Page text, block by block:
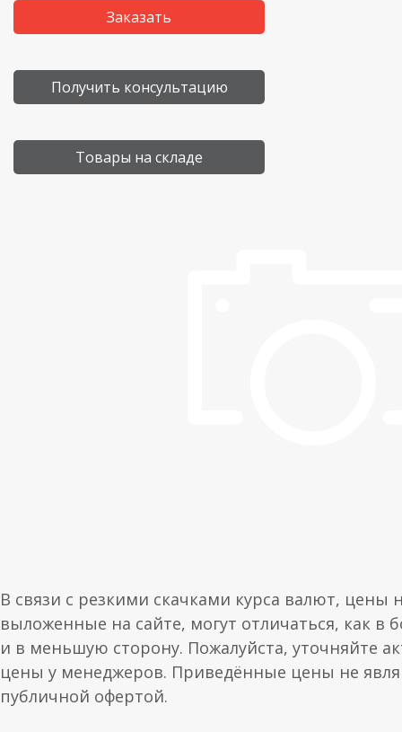
Заказать
Получить консультацию
Товары на складе
В связи с резкими скачками курса валют, цены
выложенные на сайте, могут отличаться, как в
и в меньшую сторону. Пожалуйста, уточняйте
цены у менеджеров. Приведённые цены не
публичной офертой.